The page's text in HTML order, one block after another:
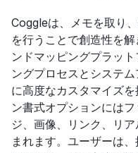
Coggleは、メモを取り
を行うことで創造性を
ンドマッピングプラッ
ングプロセスとシステ
に高度なカスタマイズ
ン書式オプションには
ジ、画像、リンク、リ
まれます。ユーザーは